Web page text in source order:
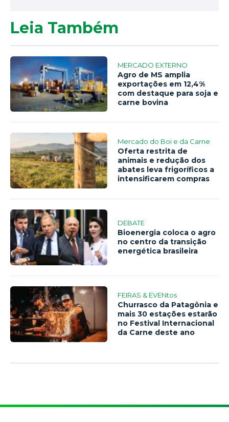
Leia Também
MERCADO EXTERNO
Agro de MS amplia
exportações em 12,4%
com destaque para soja e
carne bovina
Mercado do Boi e da Carne
Oferta restrita de
animais e redução dos
abates leva frigoríficos a
intensificarem compras
DEBATE
Bioenergia coloca o agro
no centro da transição
energética brasileira
FEIRAS & EVENtos
Churrasco da Patagônia e
mais 30 estações estarão
no Festival Internacional
da Carne deste ano